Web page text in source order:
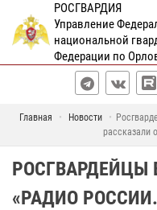
РОСГВАРДИЯ
Управление
национальной
Федерации по
Главная Новости
рассказали
РОСГВАРДЕЙЦЫ
«РАДИО